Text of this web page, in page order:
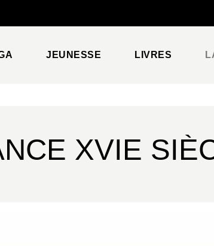
JEUNESSE LIVRES
XVIE